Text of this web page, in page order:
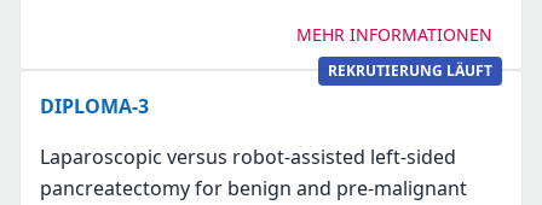
MEHR INFORMATIONEN
REKRUTIERUNG LÄUFT
DIPLOMA-3
Laparoscopic versus robot-assisted left-sided
pancreatectomy for benign and pre-malignant